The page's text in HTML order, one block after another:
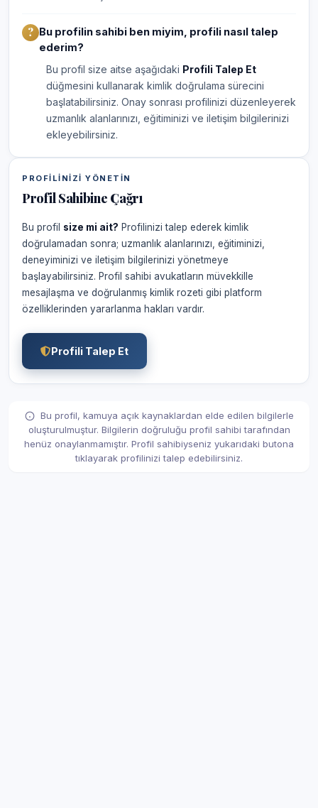
Bu profilin sahibi ben miyim, profili nasıl talep
ederim?
Bu profil size aitse aşağıdaki Profili Talep Et
düğmesini kullanarak kimlik doğrulama sürecini
başlatabilirsiniz. Onay sonrası profilinizi düzenleyerek
uzmanlık alanlarınızı, eğitiminizi ve iletişim bilgilerinizi
ekleyebilirsiniz.
PROFILINIZI YÖNETIN
Profil Sahibine Çağrı
Bu profil size mi ait? Profilinizi talep ederek kimlik
doğrulamadan sonra; uzmanlık alanlarınızı, eğitiminizi,
deneyiminizi ve iletişim bilgilerinizi yönetmeye
başlayabilirsiniz. Profil sahibi avukatların müvekkille
mesajlaşma ve doğrulanmış kimlik rozeti gibi platform
özelliklerinden yararlanma hakları vardır.
Profili Talep Et
Bu profil, kamuya açık kaynaklardan elde edilen bilgilerle
oluşturulmuştur. Bilgilerin doğruluğu profil sahibi tarafından
henüz onaylanmamıştır. Profil sahibiyseniz yukarıdaki butona
tıklayarak profilinizi talep edebilirsiniz.